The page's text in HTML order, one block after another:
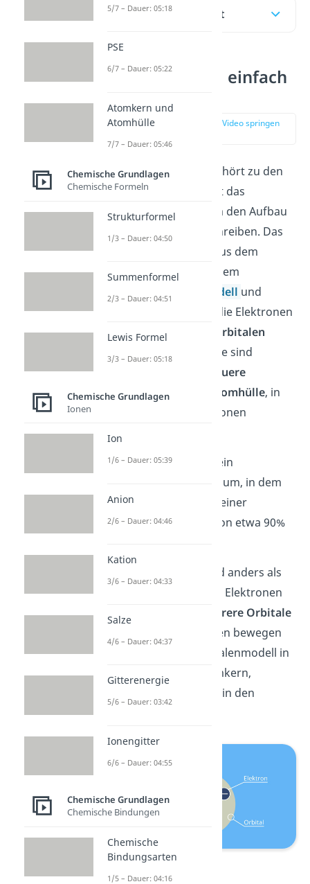
Inhaltsübersicht
Orbitalmodell einfach
zur Stelle im Video springen
Das Orbitalmodell gehört zu den
Atommodellen
. Es ist das
aktuellste Modell, um den Aufbau
von Atomen zu beschreiben. Das
Orbitalmodell geht aus dem
Schalenmodell
und dem
Bohrschen Atommodell und
beschreibt, wie sich die Elektronen
eines Atoms in den
Orbitalen
bewegen. Die Orbitale sind
genauere
Beschreibung der Atomhülle, in
denen sich die Elektronen
befinden.
Dabei ist ein Orbital ein
dreidimensionaler Raum, in dem
sich ein Elektron mit einer
Wahrscheinlichkeit von etwa 90%
Im Orbitalmodell sind anders als
im Schalenmodell die Elektronen
eines Atoms auf
mehrere Orbitale
verteilt. Die Elektronen bewegen
sich nicht wie im Schalenmodell in
Kreisen um den Atomkern,
sondern ungerichtet in den
5/7 – Dauer: 05:18
PSE
6/7 – Dauer: 05:22
Atomkern und
Atomhülle
7/7 – Dauer: 05:46
Chemische Grundlagen
Chemische Formeln
Strukturformel
1/3 – Dauer: 04:50
Summenformel
2/3 – Dauer: 04:51
Lewis Formel
3/3 – Dauer: 05:18
Chemische Grundlagen
Ionen
Ion
1/6 – Dauer: 05:39
Anion
2/6 – Dauer: 04:46
Kation
3/6 – Dauer: 04:33
Salze
4/6 – Dauer: 04:37
Gitterenergie
5/6 – Dauer: 03:42
Ionengitter
6/6 – Dauer: 04:55
Chemische Grundlagen
Chemische Bindungen
Chemische
Bindungsarten
1/5 – Dauer: 04:16